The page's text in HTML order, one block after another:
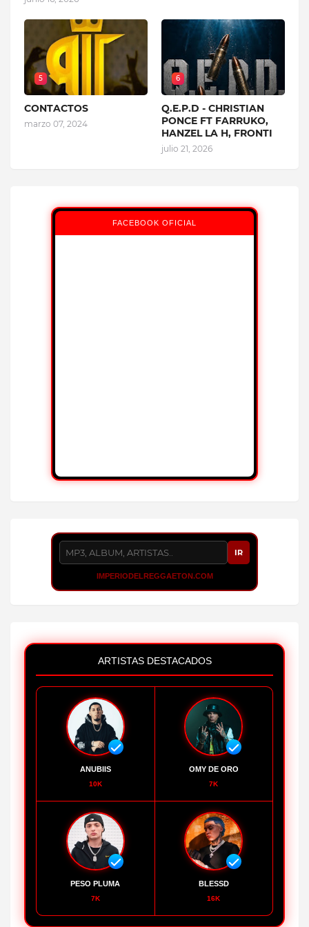
5
CONTACTOS
marzo 07, 2024
6
Q.E.P.D - CHRISTIAN
PONCE FT FARRUKO,
HANZEL LA H, FRONTI
julio 21, 2026
FACEBOOK OFICIAL
IR
IMPERIODELREGGAETON.COM
ARTISTAS DESTACADOS
ANUBIIS
10K
OMY DE ORO
7K
PESO PLUMA
7K
BLESSD
16K